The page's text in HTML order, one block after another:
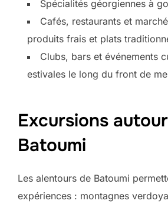
Spécialités géorgiennes à
Cafés, restaurants et
produits frais et plats
Clubs, bars et événements
estivales le long du front de
Excursions
Batoumi
Les alentours de Batoumi
expériences : montagnes